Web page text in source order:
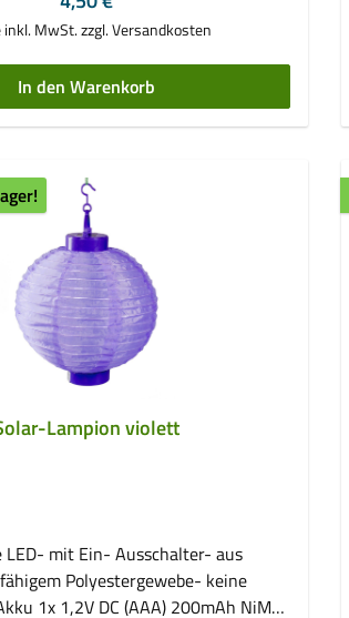
ca. 11 cm Gewicht ca. 120 g
bei Dämmerung leistungsstarkes
Ein/Aus Schalter an der Unterseite
Edelstahl inkl. Akku 1x AA
inkl. MwSt. zzgl. Versandkosten
In den Warenkorb
Lampion violett
LED- mit Ein- Ausschalter- aus
Polyestergewebe- keine
1x 1,2V DC (AAA) 200mAh NiMH